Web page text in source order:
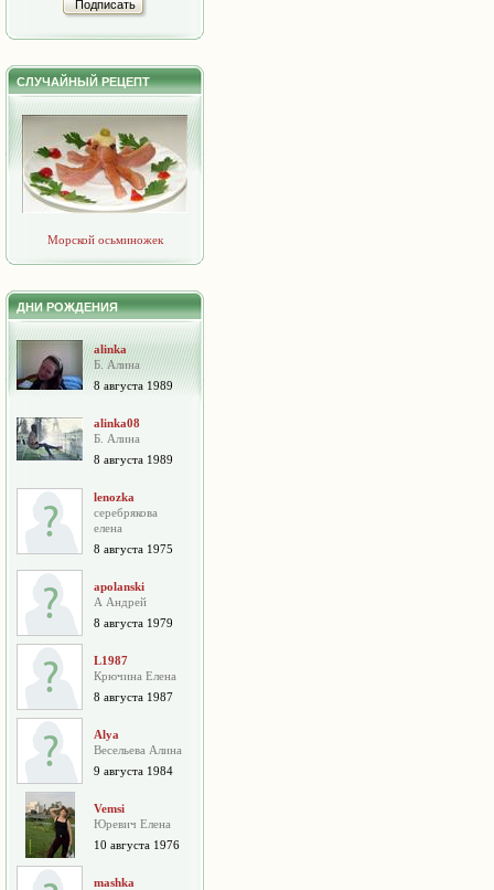
Подписать
СЛУЧАЙНЫЙ РЕЦЕПТ
Морской осьминожек
ДНИ РОЖДЕНИЯ
alinka
Б. Алина
8 августа 1989
alinka08
Б. Алина
8 августа 1989
lenozka
серебрякова
елена
8 августа 1975
apolanski
А Андрей
8 августа 1979
L1987
Крючина Елена
8 августа 1987
Alya
Весельева Алина
9 августа 1984
Vemsi
Юревич Елена
10 августа 1976
mashka